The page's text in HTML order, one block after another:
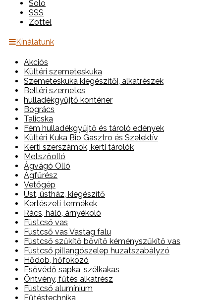
Solo
SSS
Zottel
Kínálatunk
Akciós
Kültéri szemeteskuka
Szemeteskuka kiegészítői, alkatrészek
Beltéri szemetes
hulladékgyűjtő konténer
Bogrács
Talicska
Fém hulladékgyűjtő és tároló edények
Kültéri Kuka Bio Gasztro és Szelektív
Kerti szerszámok, kerti tárolók
Metszőolló
Ágvágó Olló
Ágfűrész
Vetőgép
Üst, üstház, kiegészítő
Kertészeti termékek
Rács, háló, árnyékoló
Füstcső vas
Füstcső vas Vastag falu
Füstcső szűkítő bővítő kéményszűkítő vas
Füstcső pillangószelep huzatszabályzó
Hődob, hőfokozó
Esővédő sapka, szélkakas
Öntvény, fűtés alkatrész
Füstcső alumínium
Fűtéstechnika